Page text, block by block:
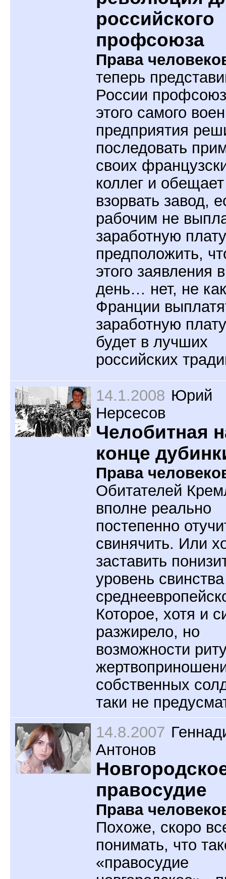
российского
профсоюза
Права
теперь
России
этого самого
предприятия
последовать
своих
коллег и обещает
взорвать завод,
рабочим не
заработную
предположить,
этого заявления
день… нет, не
Франции
заработную
будет в лучших
российских
14.1.2008 Юрий
Нерсесов
Челобитная
конце
Права
Обитателей
вполне реально
постепенно
свинячить. Или
заставить
уровень
Которое, хотя и
разжирело, но
возможности
собственных
таки не
14.8.2007
Антонов
правосудие
Права
Похоже, скоро
понимать, что
«правосудие